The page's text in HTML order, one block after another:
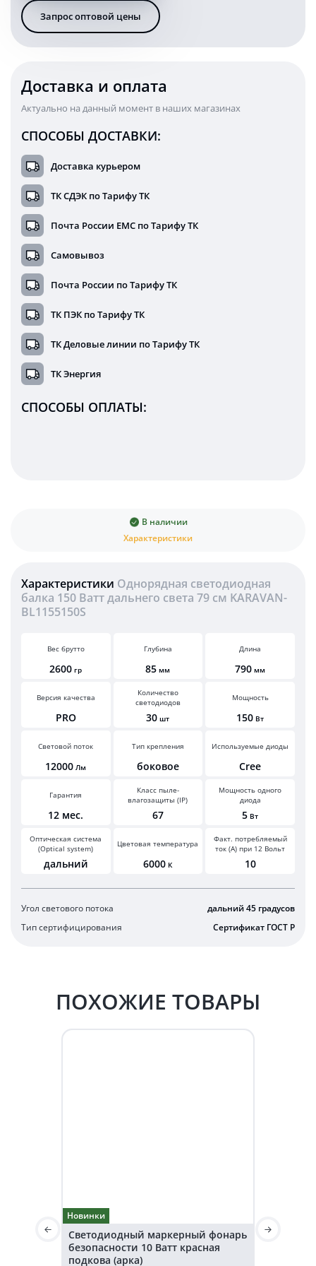
дальнего
света
79
BL1155150S
Запрос оптовой цены
Доставка и оплата
Актуально на данный момент в наших магазинах
СПОСОБЫ ДОСТАВКИ:
Доставка курьером
ТК СДЭК по Тарифу ТК
Почта России ЕМС по Тарифу ТК
Самовывоз
Почта России по Тарифу ТК
ТК ПЭК по Тарифу ТК
ТК Деловые линии по Тарифу ТК
ТК Энергия
СПОСОБЫ ОПЛАТЫ:
Характеристики
В наличии
Характеристики Однорядная светодиодная
балка 150 Ватт дальнего света 79 см KARAVAN-
BL1155150S
Вес брутто
2600 гр
Глубина
85 мм
Длина
790 мм
Версия качества
PRO
Количество
светодиодов
30 шт
Мощность
150 Вт
Световой поток
12000 Лм
Тип крепления
боковое
Используемые диоды
Cree
Гарантия
12 мес.
Класс пыле-
влагозащиты (IP)
67
Мощность одного
диода
5 Вт
Оптическая система
(Optical system)
дальний
Цветовая температура
6000 К
Факт. потребляемый
ток (А) при 12 Вольт
10
Угол светового потока
дальний 45 градусов
Тип сертифицирования
Сертификат ГОСТ Р
ПОХОЖИЕ ТОВАРЫ
Новинки
Светодиодный маркерный фонарь
безопасности 10 Ватт красная
подкова (арка)